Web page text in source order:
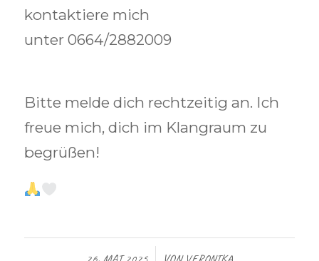
kontaktiere mich
unter 0664/2882009
Bitte melde dich rechtzeitig an. Ich
freue mich, dich im Klangraum zu
begrüßen!